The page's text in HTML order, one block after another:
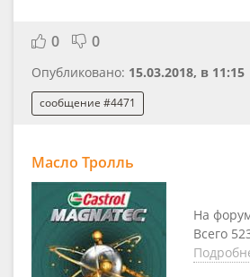
0 0
Опубликовано: 15.03.2018, в 11:15
сообщение #4471
Масло Тролль
На
Всего